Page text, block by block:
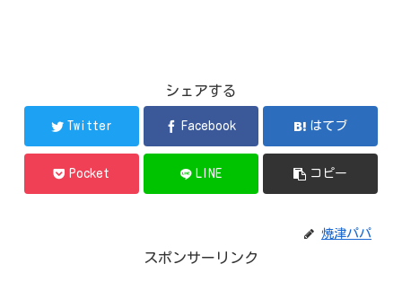
シェアする
Twitter Facebook はてブ
Pocket LINE コピー
焼津パパ
スポンサーリンク